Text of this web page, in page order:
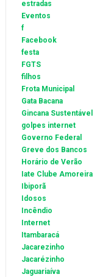
estradas
Eventos
f
Facebook
festa
FGTS
filhos
Frota Municipal
Gata Bacana
Gincana Sustentável
golpes internet
Governo Federal
Greve dos Bancos
Horário de Verão
Iate Clube Amoreira
Ibiporã
Idosos
Incêndio
Internet
Itambaracá
Jacarezinho
Jacarézinho
Jaguariaíva